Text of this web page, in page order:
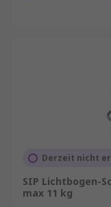
Derzeit nicht
SIP Lichtbogen-
max 11 kg